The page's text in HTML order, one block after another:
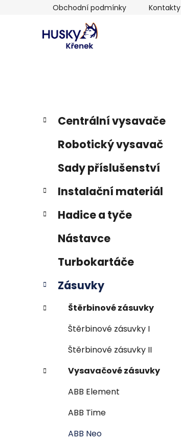
Obchodní podmínky Kontakty
P
n
n
í
l
Přeskočit
kategorie
K
a
i
Centrální vysavače
Robotický vysavač
Sady příslušenství
Instalační materiál
Hadice a tyče
Nástavce
Turbokartáče
Zásuvky
Štěrbinové zásuvky
Štěrbinové zásuvky I
Štěrbinové zásuvky II
Vysavačové zásuvky
ABB Element
ABB Time
ABB Neo